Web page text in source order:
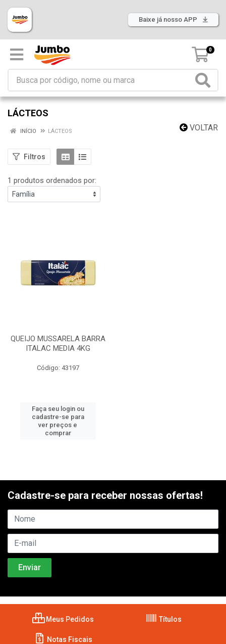
Baixe já nosso APP
0
LÁCTEOS
VOLTAR
INÍCIO LÁCTEOS
Filtros
1 produtos ordenados por:
QUEIJO MUSSARELA BARRA
ITALAC MEDIA 4KG
Código: 43197
Faça seu login ou
cadastre-se para
ver preços e
comprar
Cadastre-se para receber nossas ofertas!
Meus Pedidos Títulos
Notas Fiscais